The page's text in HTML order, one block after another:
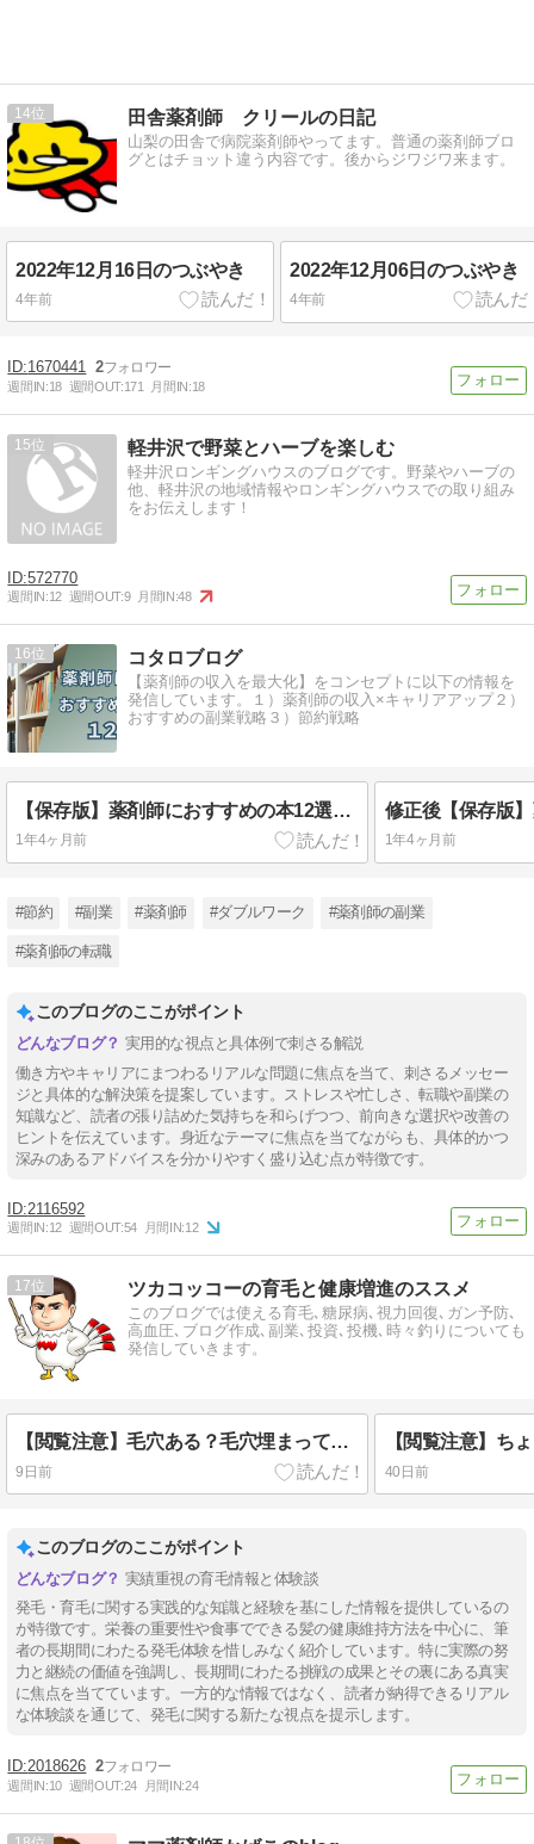
14 田舎薬剤師 クリールの日記
山梨の田舎で病院薬剤師やってます。普通の薬剤師ブロ
グとはチョット違う内容です。後からジワジワ来ます。
2022年12月16日のつぶやき
4年前
2022年12月06日のつぶやき
4年前
1670441 2
週間IN:18 週間OUT:171 月間IN:18
15 軽井沢で野菜とハーブを楽しむ
軽井沢ロンギングハウスのブログです。野菜やハーブの
他、軽井沢の地域情報やロンギングハウスでの取り組み
をお伝えします！
572770
週間IN:12 週間OUT:9 月間IN:48
16 コタロブログ
【薬剤師の収入を最大化】をコンセプトに以下の情報を
発信しています。１）薬剤師の収入×キャリアアップ２）
おすすめの副業戦略３）節約戦略
【保存版】薬剤師におすすめの本12選｜新人・病院勤務まで役立つキャリア本を厳選
1年4ヶ月前 1年4ヶ月前
#節約 #副業 #薬剤師 #ダブルワーク #薬剤師の副業
#薬剤師の転職
このブログのここがポイント
実用的な視点と具体例で刺さる解説
働き方やキャリアにまつわるリアルな問題に焦点を当て、刺さるメッセー
ジと具体的な解決策を提案しています。ストレスや忙しさ、転職や副業の
知識など、読者の張り詰めた気持ちを和らげつつ、前向きな選択や改善の
ヒントを伝えています。身近なテーマに焦点を当てながらも、具体的かつ
深みのあるアドバイスを分かりやすく盛り込む点が特徴です。
2116592
週間IN:12 週間OUT:54 月間IN:12
17 ツカコッコーの育毛と健康増進のススメ
このブログでは使える育毛､糖尿病､視力回復､ガン予防､
高血圧､ブログ作成､副業､投資､投機､時々釣りについても
発信していきます。
【閲覧注意】毛穴ある？毛穴埋まってない？なら毛は生えて来るよ！
9日前 40日前
このブログのここがポイント
実績重視の育毛情報と体験談
発毛・育毛に関する実践的な知識と経験を基にした情報を提供しているの
が特徴です。栄養の重要性や食事でできる髪の健康維持方法を中心に、筆
者の長期間にわたる発毛体験を惜しみなく紹介しています。特に実際の努
力と継続の価値を強調し、長期間にわたる挑戦の成果とその裏にある真実
に焦点を当てています。一方的な情報ではなく、読者が納得できるリアル
な体験談を通じて、発毛に関する新たな視点を提示します。
2018626 2
週間IN:10 週間OUT:24 月間IN:24